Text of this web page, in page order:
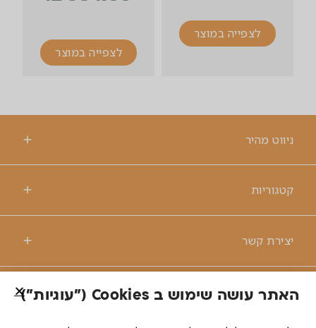
לצפייה במוצר
לצפייה במוצר
ניווט מהיר
קטגוריות
יצירת קשר
האתר עושה שימוש ב Cookies ("עוגיות")